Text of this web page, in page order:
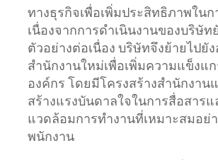
ทางธุรกิจเพื่อเพิ่มประสิทธิภาพในก
เนื่องจากการดำเนินงานของบริษัท
ตัวอย่างต่อเนื่อง บริษัทจึงย้ายไปยั
สำนักงานใหม่เพื่อเพิ่มความแข็งแ
องค์กร โดยมีโครงสร้างสำนักงาน
สร้างแรงบันดาลใจในการสื่อสาร
แวดล้อมการทำงานที่เหมาะสมอย่
พนักงาน